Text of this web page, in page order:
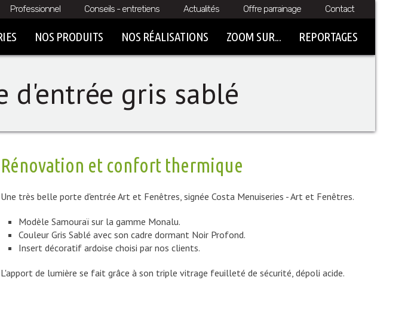
Professionnel Conseils - entretiens Actualités Offre parrainage Contact
NOS PRODUITS NOS RÉALISATIONS ZOOM SUR... REPORTAGES
d'entrée gris sablé
Rénovation et confort thermique
Une très belle porte d'entrée Art et Fenêtres, signée Costa Menuiseries - Art et Fenêtres.
Modèle Samouraï sur la gamme Monalu.
Couleur Gris Sablé avec son cadre dormant Noir Profond.
Insert décoratif ardoise choisi par nos clients.
L'apport de lumière se fait grâce à son triple vitrage feuilleté de sécurité, dépoli acide.